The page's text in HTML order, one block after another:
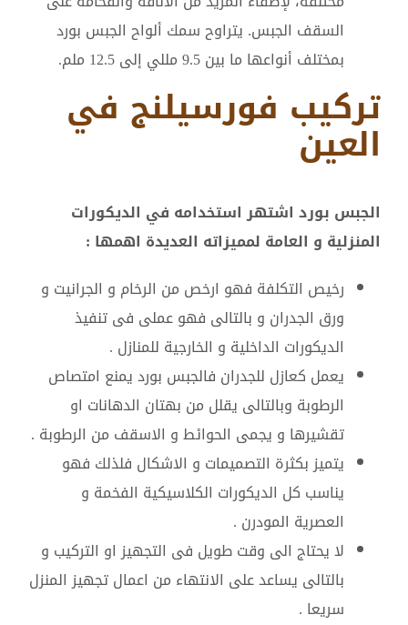
السقف الجبس. يتراوح سمك ألواح الجبس بورد
بمختلف أنواعها ما بين 9.5 مللي إلى 12.5 ملم.
تركيب فورسيلنج في
العين
الجبس بورد اشتهر استخدامه في الديكورات
المنزلية و العامة لمميزاته العديدة اهمها :
رخيص التكلفة فهو ارخص من الرخام و الجرانيت و
ورق الجدران و بالتالى فهو عملى فى تنفيذ
الديكورات الداخلية و الخارجية للمنازل .
يعمل كعازل للجدران فالجبس بورد يمنع امتصاص
الرطوبة وبالتالى يقلل من بهتان الدهانات او
تقشيرها و يجمى الحوائط و الاسقف من الرطوبة .
يتميز بكثرة التصميمات و الاشكال فلذلك فهو
يناسب كل الديكورات الكلاسيكية الفخمة و
العصرية المودرن .
لا يحتاج الى وقت طويل فى التجهيز او التركيب و
بالتالى يساعد على الانتهاء من اعمال تجهيز المنزل
سريعا .